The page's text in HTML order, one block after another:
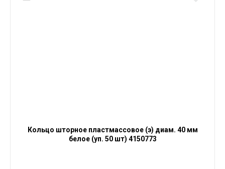
Кольцо шторное пластмассовое (э) диам. 40 мм
белое (уп. 50 шт) 4150773